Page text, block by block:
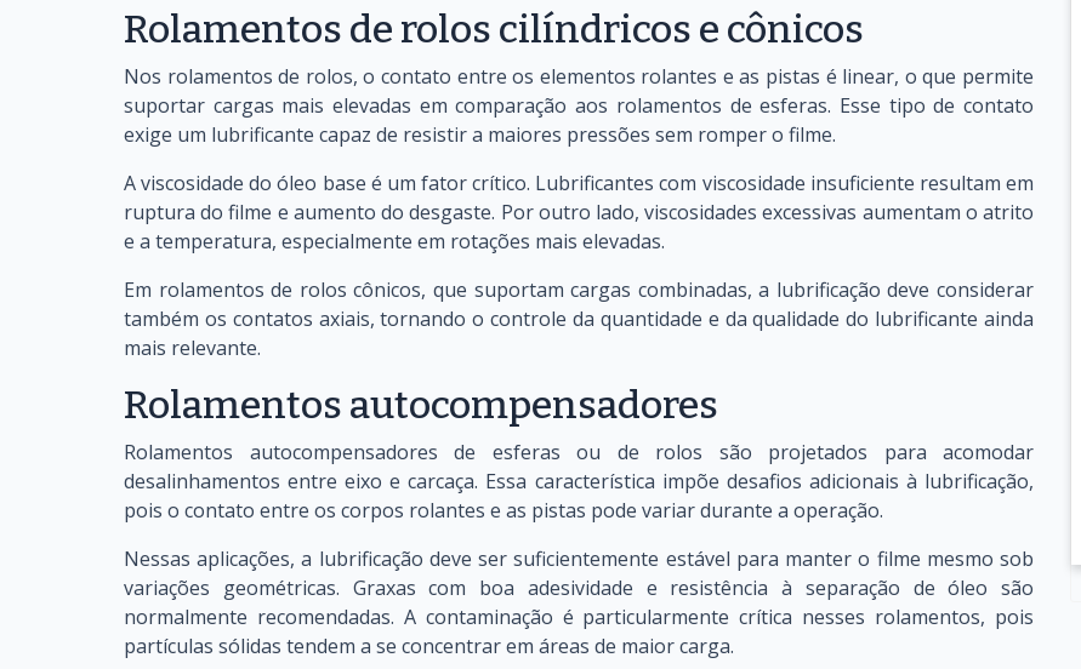
Rolamentos de rolos cilíndricos e cônicos
Nos rolamentos de rolos, o contato entre os elementos rolantes e as pistas é linear, o que permite
suportar cargas mais elevadas em comparação aos rolamentos de esferas. Esse tipo de contato
exige um lubrificante capaz de resistir a maiores pressões sem romper o filme.
A viscosidade do óleo base é um fator crítico. Lubrificantes com viscosidade insuficiente resultam em
ruptura do filme e aumento do desgaste. Por outro lado, viscosidades excessivas aumentam o atrito
e a temperatura, especialmente em rotações mais elevadas.
Em rolamentos de rolos cônicos, que suportam cargas combinadas, a lubrificação deve considerar
também os contatos axiais, tornando o controle da quantidade e da qualidade do lubrificante ainda
mais relevante.
Rolamentos autocompensadores
Rolamentos autocompensadores de esferas ou de rolos são projetados para acomodar
desalinhamentos entre eixo e carcaça. Essa característica impõe desafios adicionais à lubrificação,
pois o contato entre os corpos rolantes e as pistas pode variar durante a operação.
Nessas aplicações, a lubrificação deve ser suficientemente estável para manter o filme mesmo sob
variações geométricas. Graxas com boa adesividade e resistência à separação de óleo são
normalmente recomendadas. A contaminação é particularmente crítica nesses rolamentos, pois
partículas sólidas tendem a se concentrar em áreas de maior carga.